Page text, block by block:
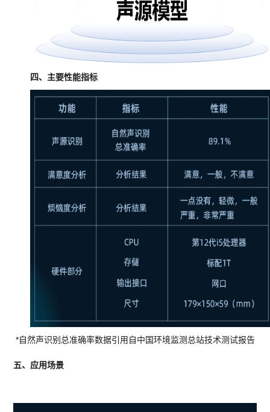
四、主要性能指标
*自然声识别总准确率数据引用自中国环境监测总站技术测试报告
五、应用场景